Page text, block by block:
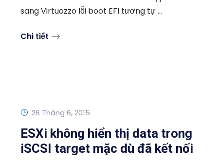
sang Virtuozzo lỗi boot EFI tương tự ...
Chi tiết
26 Tháng 6, 2015
ESXi không hiển thị data trong
iSCSI target mặc dù đã kết nối